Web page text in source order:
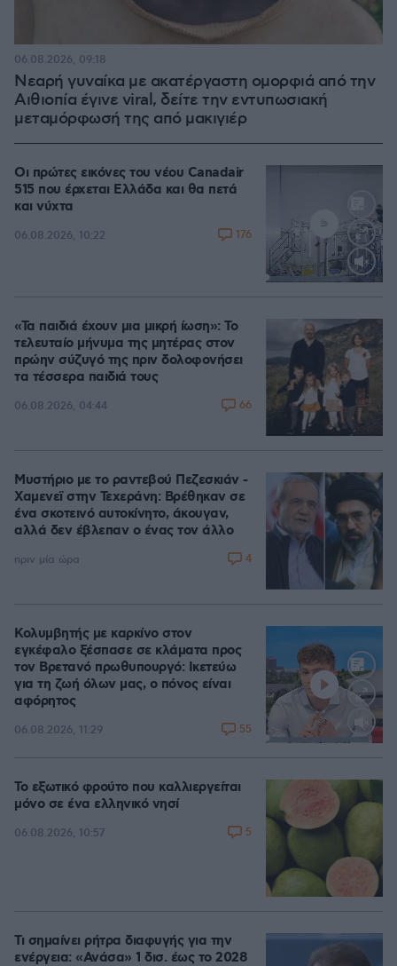
Νεαρή γυναίκα με ακατέργαστη ομορφιά από την
Αιθιοπία έγινε viral, δείτε την εντυπωσιακή
μεταμόρφωσή της από μακιγιέρ
06.08.2026, 09:18
Loaded:
Οι πρώτες εικόνες του νέου Canadair
515 που έρχεται Ελλάδα και θα πετά
και νύχτα
06.08.2026, 10:22 176
«Τα παιδιά έχουν μια μικρή ίωση»: Το
τελευταίο μήνυμα της μητέρας στον
πρώην σύζυγό της πριν δολοφονήσει
τα τέσσερα παιδιά τους
06.08.2026, 04:44 66
Μυστήριο με το ραντεβού Πεζεσκιάν -
Χαμενεϊ στην Τεχεράνη: Βρέθηκαν σε
ένα σκοτεινό αυτοκίνητο, άκουγαν,
αλλά δεν έβλεπαν ο ένας τον άλλο
πριν μία ώρα 4
Loaded
Κολυμβητής με καρκίνο στον
εγκέφαλο ξέσπασε σε κλάματα προς
τον Βρετανό πρωθυπουργό: Ικετεύω
για τη ζωή όλων μας, ο πόνος είναι
αφόρητος
06.08.2026, 11:29 55
Το εξωτικό φρούτο που καλλιεργείται
μόνο σε ένα ελληνικό νησί
06.08.2026, 10:57 5
Τι σημαίνει ρήτρα διαφυγής για την
ενέργεια: «Ανάσα» 1 δισ. έως το 2028